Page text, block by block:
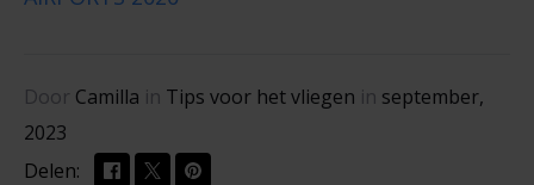
Door Camilla in Tips voor het vliegen in september,
2023
Delen: